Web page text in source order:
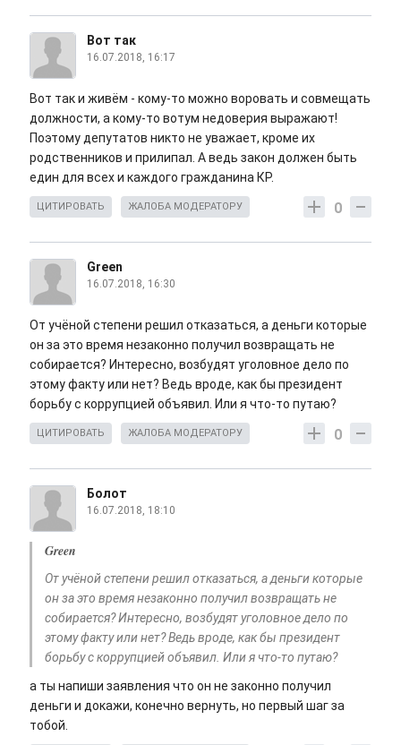
Вот так
16.07.2018, 16:17
Вот так и живём - кому-то можно воровать и совмещать
должности, а кому-то вотум недоверия выражают!
Поэтому депутатов никто не уважает, кроме их
родственников и прилипал. А ведь закон должен быть
един для всех и каждого гражданина КР.
0
ЦИТИРОВАТЬ ЖАЛОБА МОДЕРАТОРУ
Green
16.07.2018, 16:30
От учёной степени решил отказаться, а деньги которые
он за это время незаконно получил возвращать не
собирается? Интересно, возбудят уголовное дело по
этому факту или нет? Ведь вроде, как бы президент
борьбу с коррупцией объявил. Или я что-то путаю?
0
ЦИТИРОВАТЬ ЖАЛОБА МОДЕРАТОРУ
Болот
16.07.2018, 18:10
Green
От учёной степени решил отказаться, а деньги которые
он за это время незаконно получил возвращать не
собирается? Интересно, возбудят уголовное дело по
этому факту или нет? Ведь вроде, как бы президент
борьбу с коррупцией объявил. Или я что-то путаю?
а ты напиши заявления что он не законно получил
деньги и докажи, конечно вернуть, но первый шаг за
тобой.